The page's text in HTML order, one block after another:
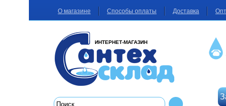
О магазине Способы оплаты Доставка
ИНТЕРНЕТ-МАГАЗИН